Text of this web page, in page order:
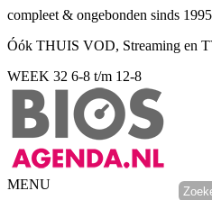
compleet & ongebonden sinds 1995
Óók THUIS VOD, Streaming en
WEEK 32 6-8 t/m 12-8
MENU